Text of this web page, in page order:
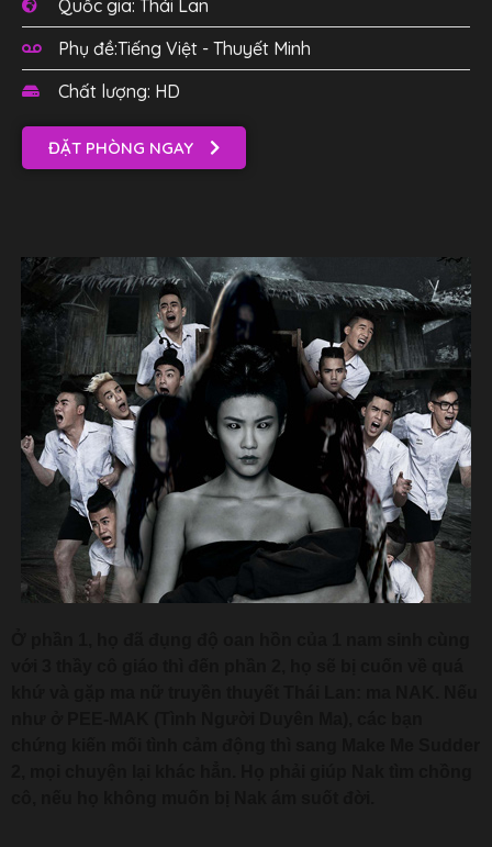
Quốc gia: Thái Lan
Phụ đề:Tiếng Việt - Thuyết Minh
Chất lượng: HD
ĐẶT PHÒNG NGAY